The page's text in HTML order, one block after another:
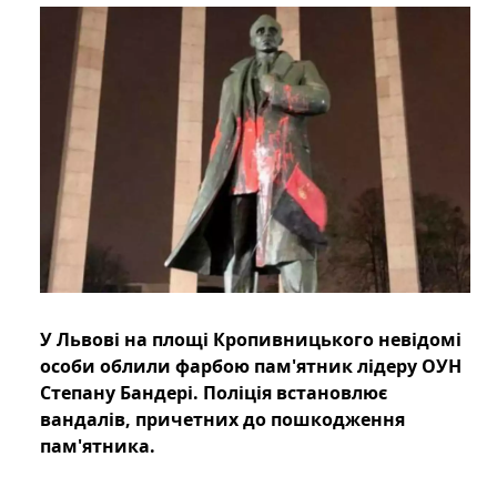
У Львові на площі Кропивницького невідомі
особи облили фарбою пам'ятник лідеру ОУН
Степану Бандері. Поліція встановлює
вандалів, причетних до пошкодження
пам'ятника.